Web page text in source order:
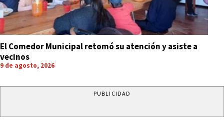
El Comedor Municipal retomó su atención y asiste a
vecinos
9 de agosto, 2026
PUBLICIDAD